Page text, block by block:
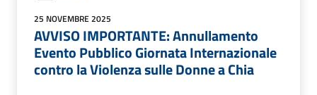
25 NOVEMBRE 2025
AVVISO IMPORTANTE: Annullamento
Evento Pubblico Giornata Internazionale
contro la Violenza sulle Donne a Chia